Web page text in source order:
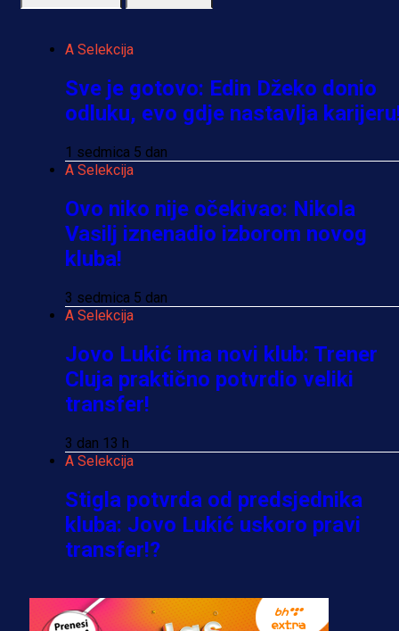
A Selekcija
Sve je gotovo: Edin Džeko donio
odluku, evo gdje nastavlja
1 sedmica 5 dan
A Selekcija
Ovo niko nije očekivao: Nikola
Vasilj iznenadio izborom novog
kluba!
3 sedmica 5 dan
A Selekcija
Jovo Lukić ima novi klub: Trener
Cluja praktično potvrdio veliki
transfer!
3 dan 13 h
A Selekcija
Stigla potvrda od predsjednika
kluba: Jovo Lukić uskoro pravi
transfer!?
A Selekcija